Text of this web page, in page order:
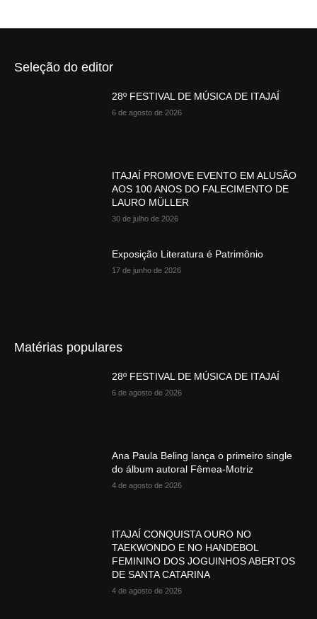
Seleção do editor
28º FESTIVAL DE MÚSICA DE ITAJAÍ
6 de agosto de 2026
ITAJAÍ PROMOVE EVENTO EM ALUSÃO
AOS 100 ANOS DO FALECIMENTO DE
LAURO MÜLLER
30 de julho de 2026
Exposição Literatura é Patrimônio
17 de junho de 2026
Matérias populares
28º FESTIVAL DE MÚSICA DE ITAJAÍ
6 de agosto de 2026
Ana Paula Beling lança o primeiro single
do álbum autoral Fêmea-Motriz
4 de agosto de 2026
ITAJAÍ CONQUISTA OURO NO
TAEKWONDO E NO HANDEBOL
FEMININO DOS JOGUINHOS ABERTOS
DE SANTA CATARINA
4 de agosto de 2026